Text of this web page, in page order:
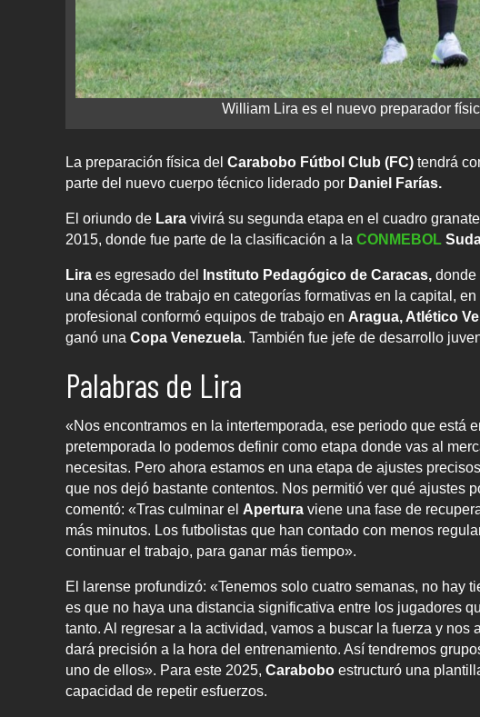
William Lira es el nuevo preparador
La preparación física del Carabobo Fútbol Club (FC) tendrá
parte del nuevo cuerpo técnico liderado por Daniel Farías.
El oriundo de Lara vivirá su segunda etapa en el cuadro
2015, donde fue parte de la clasificación a la CONMEBOL
Lira es egresado del Instituto Pedagógico de Caracas, donde
una década de trabajo en categorías formativas en la capital,
profesional conformó equipos de trabajo en Aragua, Atlético
ganó una Copa Venezuela. También fue jefe de desarrollo
Palabras de Lira
«Nos encontramos en la intertemporada, ese periodo que está
pretemporada lo podemos definir como etapa donde vas al
necesitas. Pero ahora estamos en una etapa de ajustes
que nos dejó bastante contentos. Nos permitió ver qué ajustes
comentó: «Tras culminar el Apertura viene una fase de
más minutos. Los futbolistas que han contado con menos
continuar el trabajo, para ganar más tiempo».
El larense profundizó: «Tenemos solo cuatro semanas, no hay
es que no haya una distancia significativa entre los jugadores
tanto. Al regresar a la actividad, vamos a buscar la fuerza y nos
dará precisión a la hora del entrenamiento. Así tendremos
uno de ellos». Para este 2025, Carabobo estructuró una
capacidad de repetir esfuerzos.